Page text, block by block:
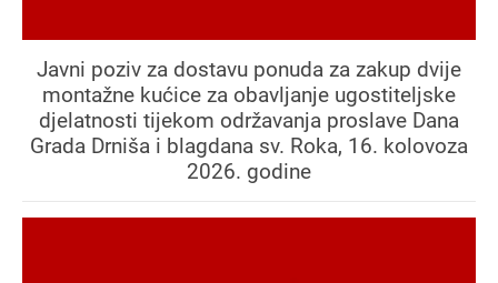
Javni poziv za dostavu ponuda za zakup dvije
montažne kućice za obavljanje ugostiteljske
djelatnosti tijekom održavanja proslave Dana
Grada Drniša i blagdana sv. Roka, 16. kolovoza
2026. godine